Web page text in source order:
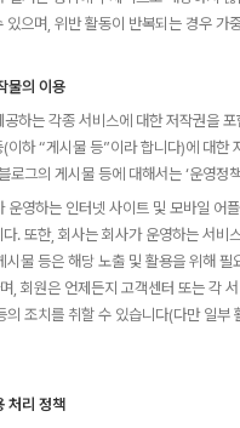
있으며, 위반 활동이 반복되는 경우 가
물의 이용
하는 각종 서비스에 대한 저작권을
이하 “게시물 등”이라 합니다)에 대
로그의 게시물 등에 대해서는 ‘운영
영하는 인터넷 사이트 및 모바일 어
. 또한, 회사는 회사가 운영하는 서
시물 등은 해당 노출 및 활용을 위해
, 회원은 언제든지 고객센터 또는 각
의 조치를 취할 수 있습니다(다만 일
처리 정책